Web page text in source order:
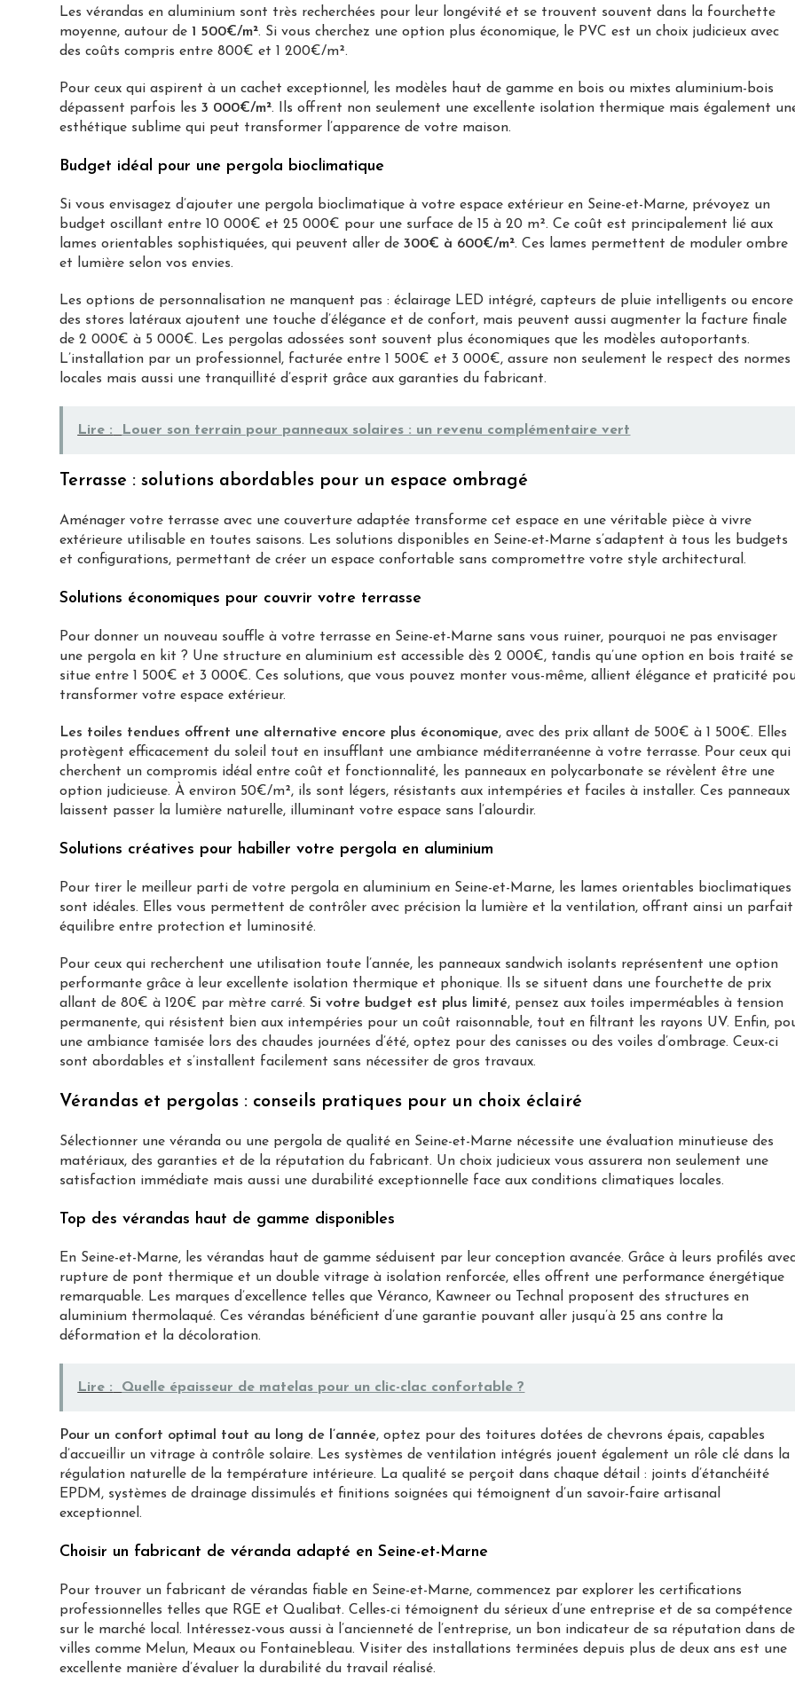
Les vérandas en aluminium sont très recherchées pour leur longévité et se trouvent souvent dans la fourchette
moyenne, autour de 1 500€/m². Si vous cherchez une option plus économique, le PVC est un choix judicieux avec
des coûts compris entre 800€ et 1 200€/m².
Pour ceux qui aspirent à un cachet exceptionnel, les modèles haut de gamme en bois ou mixtes aluminium-bois
dépassent parfois les3 000€/m². Ils offrent non seulement une excellente isolation thermique mais également
esthétique sublime qui peut transformer l’apparence de votre maison.
Budget idéal pour une pergola bioclimatique
Si vous envisagez d’ajouter une pergola bioclimatique à votre espace extérieur en Seine-et-Marne, prévoyez un
budget oscillant entre 10 000€ et 25 000€ pour une surface de 15 à 20 m². Ce coût est principalement lié aux
lames orientables sophistiquées, qui peuvent aller de300€ à 600€/m². Ces lames permettent de moduler ombre
et lumière selon vos envies.
Les options de personnalisation ne manquent pas : éclairage LED intégré, capteurs de pluie intelligents ou encore
des stores latéraux ajoutent une touche d’élégance et de confort, mais peuvent aussi augmenter la facture finale
de 2 000€ à 5 000€. Les pergolas adossées sont souvent plus économiques que les modèles autoportants.
L’installation par un professionnel, facturée entre 1 500€ et 3 000€, assure non seulement le respect des normes
locales mais aussi une tranquillité d’esprit grâce aux garanties du fabricant.
Lire : Louer son terrain pour panneaux solaires : un revenu complémentaire vert
Terrasse : solutions abordables pour un espace ombragé
Aménager votre terrasse avec une couverture adaptée transforme cet espace en une véritable pièce à vivre
extérieure utilisable en toutes saisons. Les solutions disponibles en Seine-et-Marne s’adaptent à tous les budgets
et configurations, permettant de créer un espace confortable sans compromettre votre style architectural.
Solutions économiques pour couvrir votre terrasse
Pour donner un nouveau souffle à votre terrasse en Seine-et-Marne sans vous ruiner, pourquoi ne pas envisager
une pergola en kit ? Une structure en aluminium est accessible dès 2 000€, tandis qu’une option en bois traité se
situe entre 1 500€ et 3 000€. Ces solutions, que vous pouvez monter vous-même, allient élégance et praticité
transformer votre espace extérieur.
Les toiles tendues offrent une alternative encore plus économique, avec des prix allant de 500€ à 1 500€. Elles
protègent efficacement du soleil tout en insufflant une ambiance méditerranéenne à votre terrasse. Pour ceux qui
cherchent un compromis idéal entre coût et fonctionnalité, les panneaux en polycarbonate se révèlent être une
option judicieuse. À environ 50€/m², ils sont légers, résistants aux intempéries et faciles à installer. Ces panneaux
laissent passer la lumière naturelle, illuminant votre espace sans l’alourdir.
Solutions créatives pour habiller votre pergola en aluminium
Pour tirer le meilleur parti de votre pergola en aluminium en Seine-et-Marne, les lames orientables bioclimatiques
sont idéales. Elles vous permettent de contrôler avec précision la lumière et la ventilation, offrant ainsi un parfait
équilibre entre protection et luminosité.
Pour ceux qui recherchent une utilisation toute l’année, les panneaux sandwich isolants représentent une option
performante grâce à leur excellente isolation thermique et phonique. Ils se situent dans une fourchette de prix
allant de 80€ à 120€ par mètre carré.Si votre budget est plus limité, pensez aux toiles imperméables à tension
permanente, qui résistent bien aux intempéries pour un coût raisonnable, tout en filtrant les rayons UV. Enfin,
une ambiance tamisée lors des chaudes journées d’été, optez pour des canisses ou des voiles d’ombrage. Ceux-ci
sont abordables et s’installent facilement sans nécessiter de gros travaux.
Vérandas et pergolas : conseils pratiques pour un choix éclairé
Sélectionner une véranda ou une pergola de qualité en Seine-et-Marne nécessite une évaluation minutieuse des
matériaux, des garanties et de la réputation du fabricant. Un choix judicieux vous assurera non seulement une
satisfaction immédiate mais aussi une durabilité exceptionnelle face aux conditions climatiques locales.
Top des vérandas haut de gamme disponibles
En Seine-et-Marne, les vérandas haut de gamme séduisent par leur conception avancée. Grâce à leurs profilés
rupture de pont thermique et un double vitrage à isolation renforcée, elles offrent une performance énergétique
remarquable. Les marques d’excellence telles que Véranco, Kawneer ou Technal proposent des structures en
aluminium thermolaqué. Ces vérandas bénéficient d’une garantie pouvant aller jusqu’à 25 ans contre la
déformation et la décoloration.
Lire : Quelle épaisseur de matelas pour un clic-clac confortable ?
Pour un confort optimal tout au long de l’année, optez pour des toitures dotées de chevrons épais, capables
d’accueillir un vitrage à contrôle solaire. Les systèmes de ventilation intégrés jouent également un rôle clé dans la
régulation naturelle de la température intérieure. La qualité se perçoit dans chaque détail : joints d’étanchéité
EPDM, systèmes de drainage dissimulés et finitions soignées qui témoignent d’un savoir-faire artisanal
exceptionnel.
Choisir un fabricant de véranda adapté en Seine-et-Marne
Pour trouver un fabricant de vérandas fiable en Seine-et-Marne, commencez par explorer les certifications
professionnelles telles que RGE et Qualibat. Celles-ci témoignent du sérieux d’une entreprise et de sa compétence
sur le marché local. Intéressez-vous aussi à l’ancienneté de l’entreprise, un bon indicateur de sa réputation dans
villes comme Melun, Meaux ou Fontainebleau. Visiter des installations terminées depuis plus de deux ans est une
excellente manière d’évaluer la durabilité du travail réalisé.